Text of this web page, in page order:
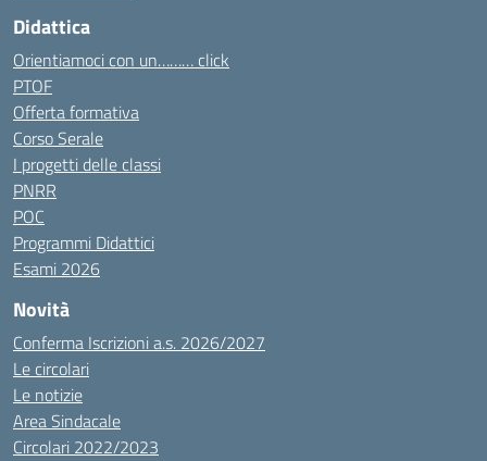
Didattica
Orientiamoci con un……… click
PTOF
Offerta formativa
Corso Serale
I progetti delle classi
PNRR
POC
Programmi Didattici
Esami 2026
Novità
Conferma Iscrizioni a.s. 2026/2027
Le circolari
Le notizie
Area Sindacale
Circolari 2022/2023